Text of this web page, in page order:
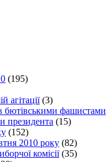
(195)
агітації(3)
бютівськими фашистами
президента (15)
(152)
2010 року (82)
комісії(35)